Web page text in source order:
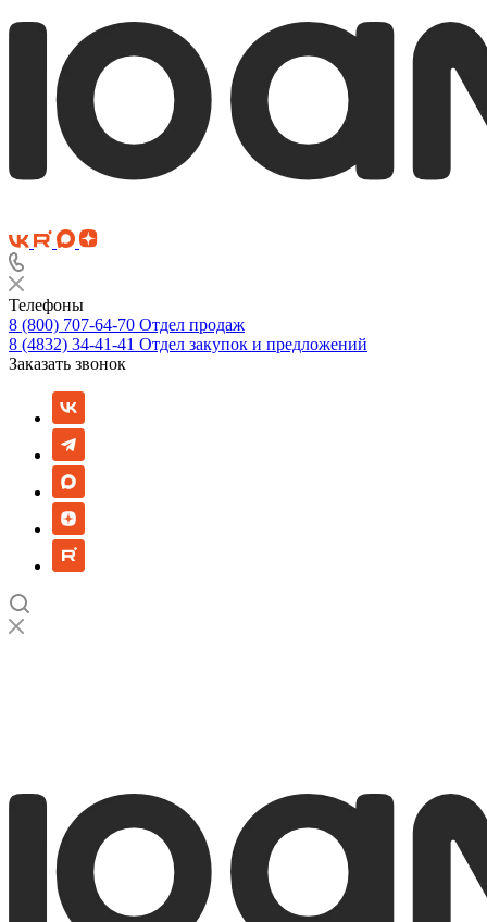
Телефоны
8 (800) 707-64-70 Отдел продаж
8 (4832) 34-41-41 Отдел закупок и предложений
Заказать звонок